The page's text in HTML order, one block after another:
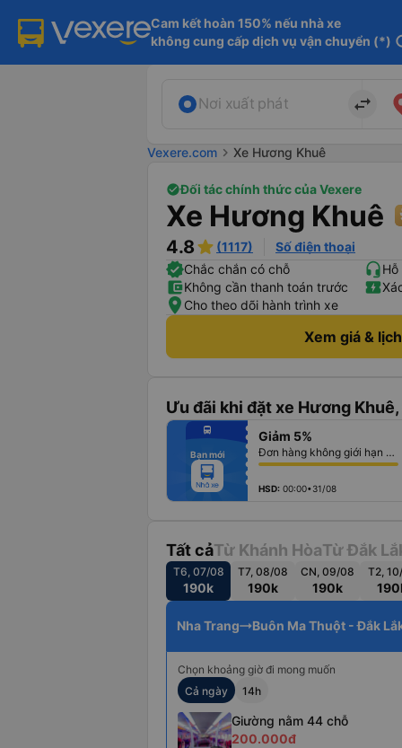
Cam kết hoàn 150% nếu nhà xe
không cung cấp dịch vụ vận chuyển (*)
Nơi xuất phát import_export
Vexere.com chevron_right Xe Hương Khuê
Đối tác chính thức của Vexere
Xe Hương Khuê
4.8 (1117)
Số điện thoại
Chắc chắn có chỗ
Không cần thanh toán trước
Cho theo dõi hành trình xe
Xem giá &
Ưu đãi khi đặt xe Hương
fiber_manual_record
fiber_manual_record
fiber_manual_record
fiber_manual_record
fiber_manual_record
fiber_manual_record
fiber_manual_record
directions_bus
Bạn mới
Giảm 5%
Đơn hàng không giới hạn số lượng vé
HSD: 00:00•31/08
Tất cảTừ Khánh HòaTừ Đắk
T6, 07/08
190k
T7, 08/08
190k
CN, 09/08
190k
T2,
Nha Trang Buôn Ma Thuột - Đắk
Chọn khoảng giờ đi mong muốn
Cả ngày
14h
Giường nằm 44 chỗ
200.000đ